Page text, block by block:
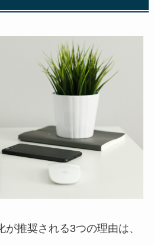
推奨される3つの理由は、